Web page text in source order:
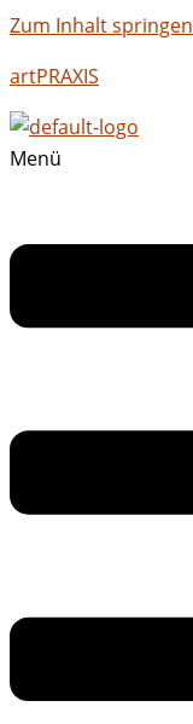
Zum Inhalt springen
artPRAXIS
Menü